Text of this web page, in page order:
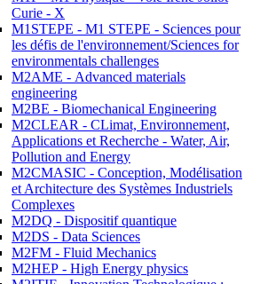
Curie - X
M1STEPE - M1 STEPE - Sciences pour
les défis de l'environnement/Sciences for
environmentals challenges
M2AME - Advanced materials
engineering
M2BE - Biomechanical Engineering
M2CLEAR - CLimat, Environnement,
Applications et Recherche - Water, Air,
Pollution and Energy
M2CMASIC - Conception, Modélisation
et Architecture des Systèmes Industriels
Complexes
M2DQ - Dispositif quantique
M2DS - Data Sciences
M2FM - Fluid Mechanics
M2HEP - High Energy physics